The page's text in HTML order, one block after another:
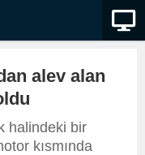
alev alan
halindeki bir
kısmında